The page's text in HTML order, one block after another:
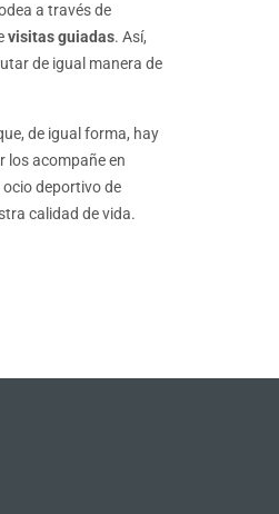
a través de
visitas guiadas. Así,
de igual manera de
de igual forma, hay
los acompañe en
deportivo de
calidad de vida.